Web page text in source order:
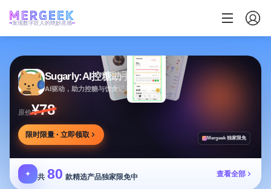
发现数字匠人的绝妙灵感
Sugarly:AI控糖助手
AI驱动，助力控糖与饮食记录，提供个性化建议
原价¥78
限时限量 · 立即领取 Mergeek 独家限免
✦ 共 80 款精选产品独家限免中 查看全部